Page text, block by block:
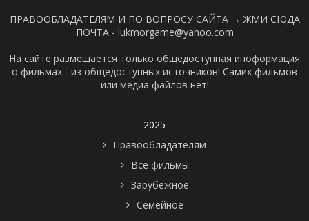
ПРАВООБЛАДАТЕЛЯМ И ПО ВОПРОСУ САЙТА → ЖМИ СЮДА
ПОЧТА - lukmorgame@yahoo.com
На сайте размещается только общедоступная иноформация
о фильмах - из общедоступных источников! Самих фильмов
или медиа файлов нет!
2025
Правообладателям
Все фильмы
Зарубежное
Семейное